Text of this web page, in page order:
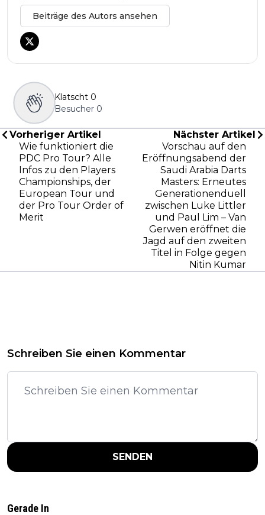
Beiträge des Autors ansehen
Klatscht 0
Besucher 0
Vorheriger Artikel
Wie funktioniert die
PDC Pro Tour? Alle
Infos zu den Players
Championships, der
European Tour und
der Pro Tour Order of
Merit
Nächster Artikel
Vorschau auf den
Eröffnungsabend der
Saudi Arabia Darts
Masters: Erneutes
Generationenduell
zwischen Luke Littler
und Paul Lim – Van
Gerwen eröffnet die
Jagd auf den zweiten
Titel in Folge gegen
Nitin Kumar
Schreiben Sie einen Kommentar
SENDEN
Gerade In